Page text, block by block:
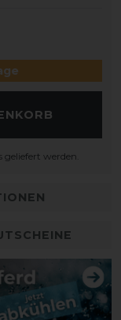
werden.